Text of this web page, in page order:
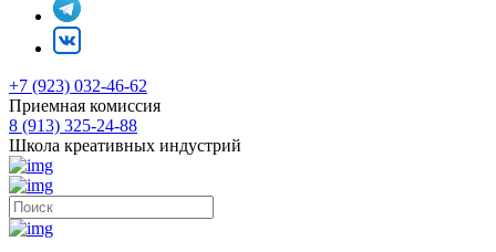
+7 (923) 032-46-62
Приемная комиссия
8 (913) 325-24-88
Школа креативных индустрий